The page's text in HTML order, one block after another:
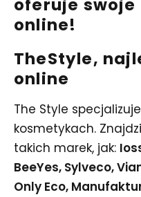
oferuje
online!
TheStyle,
online
The Style
kosmetykach.
takich marek, jak:
BeeYes, Sylveco,
Only Eco,